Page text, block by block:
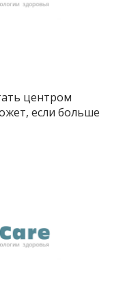
центром
если больше